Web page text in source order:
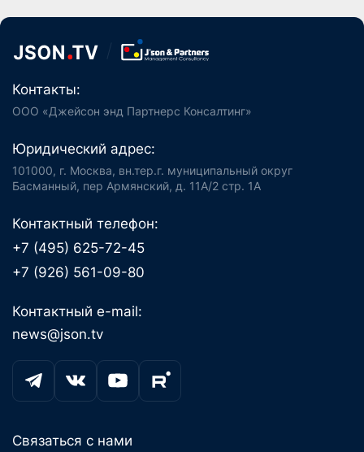
Контакты:
ООО «Джейсон энд Партнерс Консалтинг»
Юридический адрес:
101000, г. Москва, вн.тер.г. муниципальный округ
Басманный, пер Армянский, д. 11А/2 стр. 1А
Контактный телефон:
+7 (495) 625-72-45
+7 (926) 561-09-80
Контактный e-mail:
news@json.tv
Связаться с нами